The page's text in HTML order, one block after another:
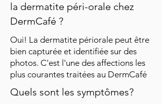
la dermatite péri-orale chez
DermCafé ?
Oui! La dermatite périorale peut être
bien capturée et identifiée sur des
photos. C'est l'une des affections les
plus courantes traitées au DermCafé
Quels sont les symptômes?